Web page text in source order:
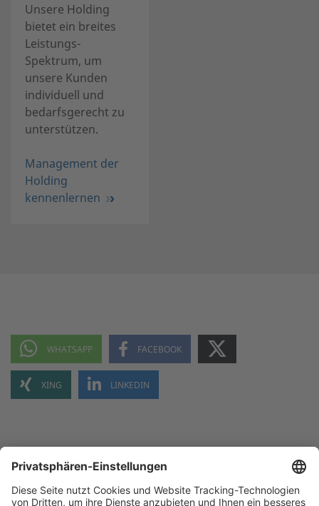
Unsere Holding
bietet ein breites
Leistungs-
Spektrum, um
unsere Kunden
individuell und
bedarfsgerecht zu
unterstützen.
Management der
Holding
kennenlernen
NACH OBEN